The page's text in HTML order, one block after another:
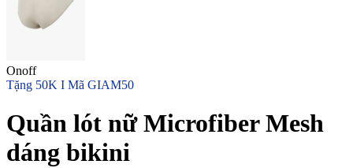
Onoff
Tặng 50K I Mã GIAM50
Quần lót nữ Microfiber Mesh
dáng bikini